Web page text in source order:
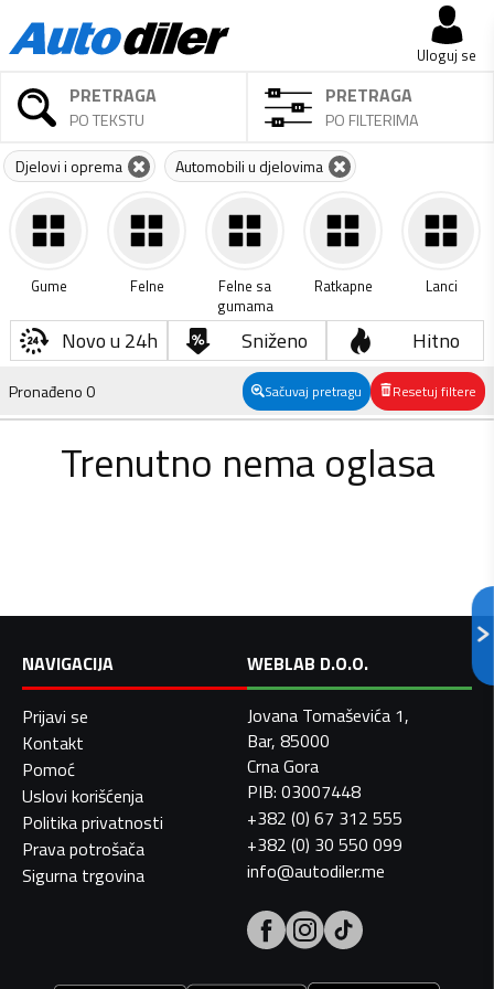
Uloguj se
PRETRAGA
PO TEKSTU
PRETRAGA
PO FILTERIMA
Djelovi i oprema Automobili u djelovima
Gume Felne
Felne sa
gumama
Ratkapne Lanci
Novo u 24h Sniženo Hitno
Pronađeno0 Sačuvaj pretragu Resetuj filtere
Trenutno nema oglasa
NAVIGACIJA
Prijavi se
Kontakt
Pomoć
Uslovi korišćenja
Politika privatnosti
Prava potrošača
Sigurna trgovina
WEBLAB D.O.O.
Jovana Tomaševića 1,
Bar, 85000
Crna Gora
PIB: 03007448
+382 (0) 67 312 555
+382 (0) 30 550 099
info@autodiler.me